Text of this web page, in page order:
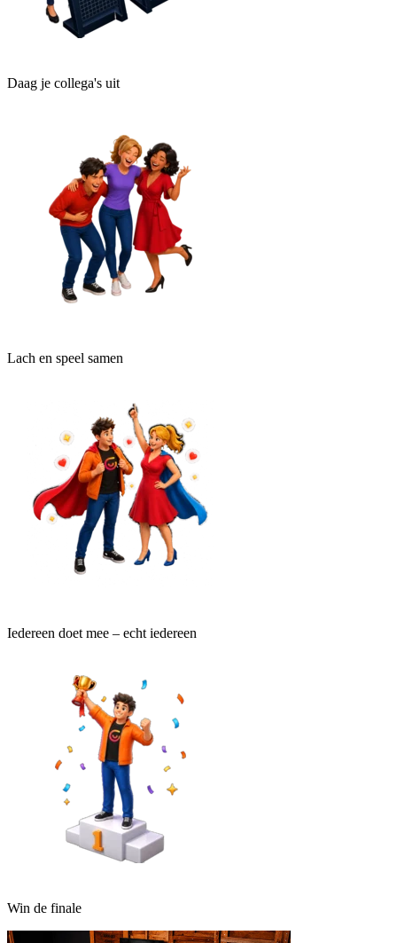
Daag je collega's uit
Lach en speel samen
Iedereen doet mee – echt iedereen
Win de finale